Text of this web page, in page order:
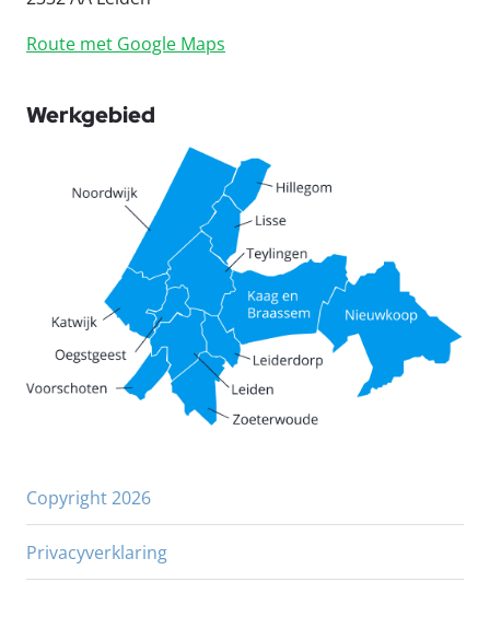
Route met Google Maps
Werkgebied
Copyright 2026
Privacyverklaring